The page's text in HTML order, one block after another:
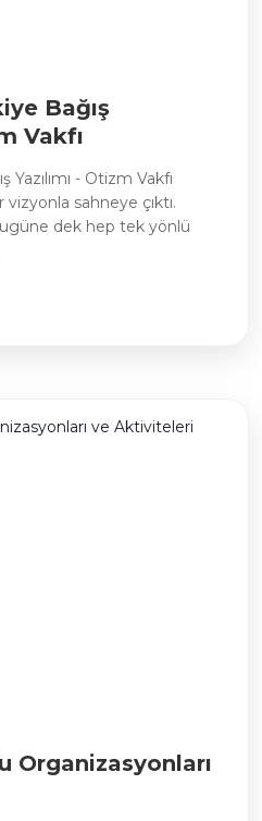
Bağış
Vakfı
- Otizm Vakfı
sahneye çıktı.
dek hep tek yönlü
Organizasyonları